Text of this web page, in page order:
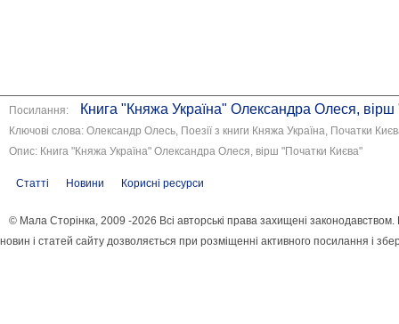
Посилання: Книга "Княжа Україна" Олександра Олеся,
Ключові слова: Олександр Олесь, Поезії з книги Княжа Україна, Початки
Опис: Книга "Княжа Україна" Олександра Олеся, вірш "Початки Києва"
Статті Новини Корисні ресурси
© Мала Сторінка, 2009 -2026 Всі авторські права захищені
новин і статей сайту дозволяється при розміщенні активного посилання і